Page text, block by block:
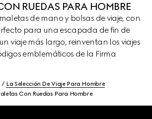
RUEDAS PARA HOMBRE
de mano y bolsas de viaje, con
para una escapada de fin de
viaje más largo, reinventan los viajes
emblemáticos de la Firma.
La Selección De Viaje Para Hombre
Con Ruedas Para Hombre